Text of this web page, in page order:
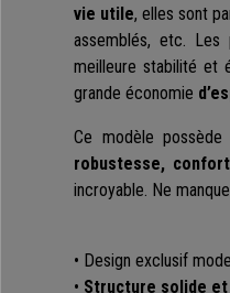
vie utile, elles sont
assemblés, etc. Les
meilleure stabilité et
grande économie
Ce modèle
robustesse,
incroyable. Ne
• Design exclusif
• Structure solide